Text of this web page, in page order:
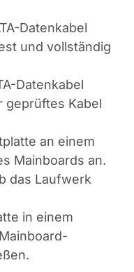
Datenkabel
und vollständig
Datenkabel
geprüftes Kabel
an einem
Mainboards an.
das Laufwerk
in einem